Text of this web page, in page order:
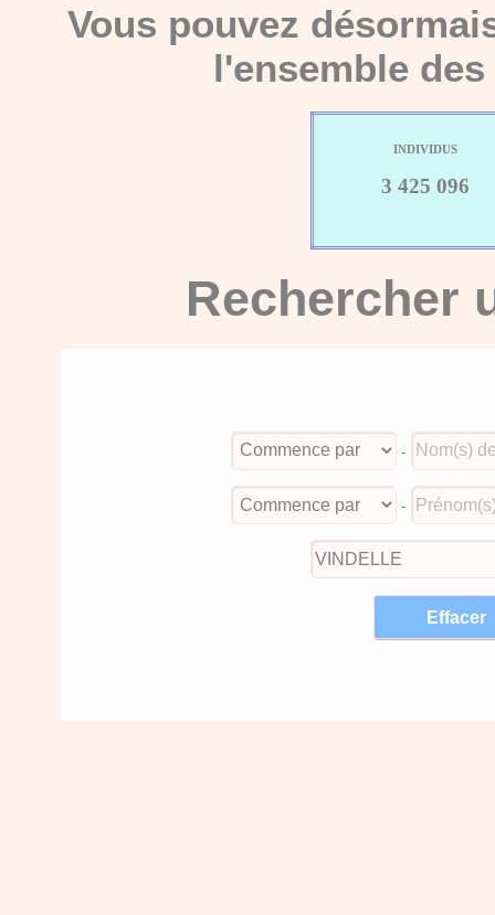
Vous pouvez
l'ensemble
INDIVIDUS
3 425 096
Rechercher
-
-